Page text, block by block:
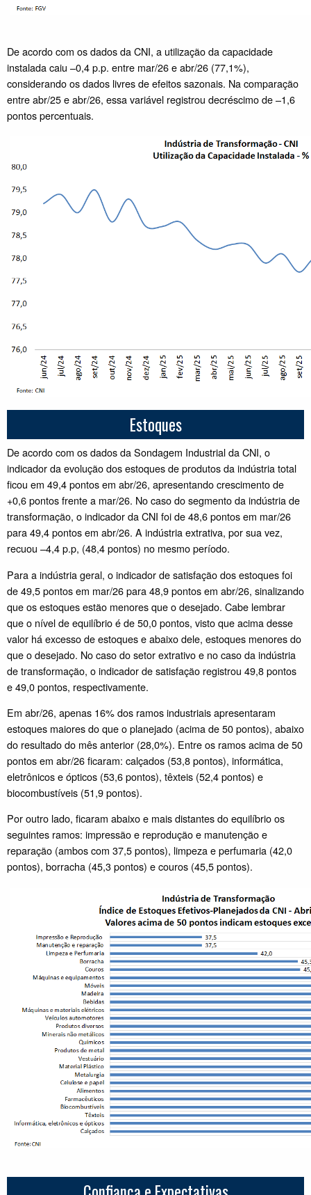
De acordo com os dados da CNI, a utilização da capacidade
instalada caiu –0,4 p.p. entre mar/26 e abr/26 (77,1%),
considerando os dados livres de efeitos sazonais. Na comparação
entre abr/25 e abr/26, essa variável registrou decréscimo de –1,6
pontos percentuais.
Estoques
De acordo com os dados da Sondagem Industrial da CNI, o
indicador da evolução dos estoques de produtos da indústria total
ficou em 49,4 pontos em abr/26, apresentando crescimento de
+0,6 pontos frente a mar/26. No caso do segmento da indústria de
transformação, o indicador da CNI foi de 48,6 pontos em mar/26
para 49,4 pontos em abr/26. A indústria extrativa, por sua vez,
recuou –4,4 p.p, (48,4 pontos) no mesmo período.
Para a indústria geral, o indicador de satisfação dos estoques foi
de 49,5 pontos em mar/26 para 48,9 pontos em abr/26, sinalizando
que os estoques estão menores que o desejado. Cabe lembrar
que o nível de equilíbrio é de 50,0 pontos, visto que acima desse
valor há excesso de estoques e abaixo dele, estoques menores do
que o desejado. No caso do setor extrativo e no caso da indústria
de transformação, o indicador de satisfação registrou 49,8 pontos
e 49,0 pontos, respectivamente.
Em abr/26, apenas 16% dos ramos industriais apresentaram
estoques maiores do que o planejado (acima de 50 pontos), abaixo
do resultado do mês anterior (28,0%). Entre os ramos acima de 50
pontos em abr/26 ficaram: calçados (53,8 pontos), informática,
eletrônicos e ópticos (53,6 pontos), têxteis (52,4 pontos) e
biocombustíveis (51,9 pontos).
Por outro lado, ficaram abaixo e mais distantes do equilíbrio os
seguintes ramos: impressão e reprodução e manutenção e
reparação (ambos com 37,5 pontos), limpeza e perfumaria (42,0
pontos), borracha (45,3 pontos) e couros (45,5 pontos).